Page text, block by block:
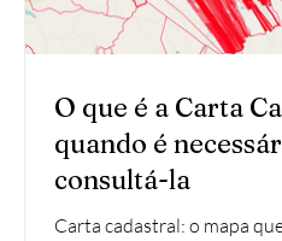
O que é a Carta
quando é
consultá-la
Carta cadastral: o mapa